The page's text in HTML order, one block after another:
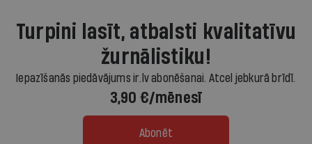
Turpini lasīt, atbalsti kvalitatīvu
žurnālistiku!
Iepazīšanās piedāvājums ir.lv abonēšanai. Atcel jebkurā brīdī.
3,90 €/mēnesī
Abonēt